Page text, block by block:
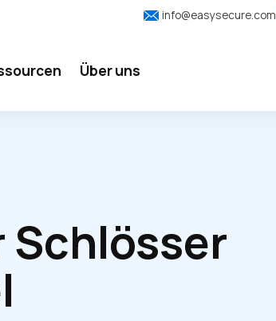
info@easysecure.com
Über uns
Schlösser